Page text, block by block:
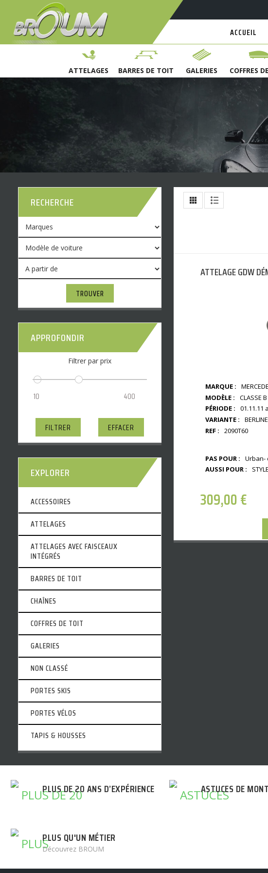
ACCUEIL
ATTELAGES BARRES DE TOIT GALERIES COFFRES
ATTELAGE GDW
MARQUE :
MODÈLE :
CLASSE B
PÉRIODE :
01.11.11
VARIANTE :
BERLINE
REF :
2090T60
PAS POUR :
Urban-
AUSSI POUR :
309,00€
RECHERCHE
TROUVER
APPROFONDIR
Filtrer par prix
FILTRER EFFACER
EXPLORER
ACCESSOIRES
ATTELAGES
ATTELAGES AVEC FAISCEAUX
INTÉGRÉS
BARRES DE TOIT
CHAÎNES
COFFRES DE TOIT
GALERIES
NON CLASSÉ
PORTES SKIS
PORTES VÉLOS
TAPIS & HOUSSES
PLUS DE 20 ANS D’EXPÉRIENCE ASTUCES DE
PLUS QU'UN MÉTIER
Découvrez BROUM